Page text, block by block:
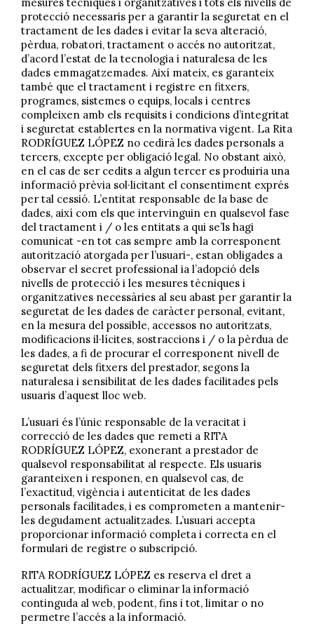
protecció necessaris per a garantir la seguretat en el
tractament de les dades i evitar la seva alteració,
pèrdua, robatori, tractament o accés no autoritzat,
d’acord l’estat de la tecnologia i naturalesa de les
dades emmagatzemades. Així mateix, es garanteix
també que el tractament i registre en fitxers,
programes, sistemes o equips, locals i centres
compleixen amb els requisits i condicions d’integritat
i seguretat establertes en la normativa vigent. La Rita
RODRÍGUEZ LÓPEZ no cedirà les dades personals a
tercers, excepte per obligació legal. No obstant això,
en el cas de ser cedits a algun tercer es produiria una
informació prèvia sol·licitant el consentiment exprés
per tal cessió. L’entitat responsable de la base de
dades, així com els que intervinguin en qualsevol fase
del tractament i / o les entitats a qui se’ls hagi
comunicat -en tot cas sempre amb la corresponent
autorització atorgada per l’usuari-, estan obligades a
observar el secret professional ia l’adopció dels
nivells de protecció i les mesures tècniques i
organitzatives necessàries al seu abast per garantir la
seguretat de les dades de caràcter personal, evitant,
en la mesura del possible, accessos no autoritzats,
modificacions il·lícites, sostraccions i / o la pèrdua de
les dades, a fi de procurar el corresponent nivell de
seguretat dels fitxers del prestador, segons la
naturalesa i sensibilitat de les dades facilitades pels
usuaris d’aquest lloc web.
L’usuari és l’únic responsable de la veracitat i
correcció de les dades que remeti a RITA
RODRÍGUEZ LÓPEZ, exonerant a prestador de
qualsevol responsabilitat al respecte. Els usuaris
garanteixen i responen, en qualsevol cas, de
l’exactitud, vigència i autenticitat de les dades
personals facilitades, i es comprometen a mantenir-
les degudament actualitzades. L’usuari accepta
proporcionar informació completa i correcta en el
formulari de registre o subscripció.
RITA RODRÍGUEZ LÓPEZ es reserva el dret a
actualitzar, modificar o eliminar la informació
continguda al web, podent, fins i tot, limitar o no
permetre l’accés a la informació.